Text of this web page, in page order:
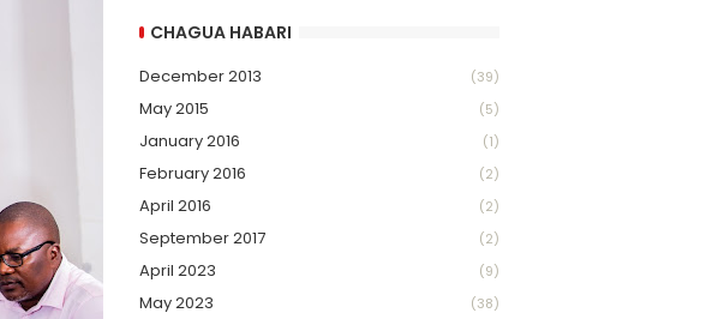
CHAGUA HABARI
December 2013 (39)
May 2015 (5)
January 2016 (1)
February 2016 (2)
April 2016 (2)
September 2017 (2)
April 2023 (9)
May 2023 (38)